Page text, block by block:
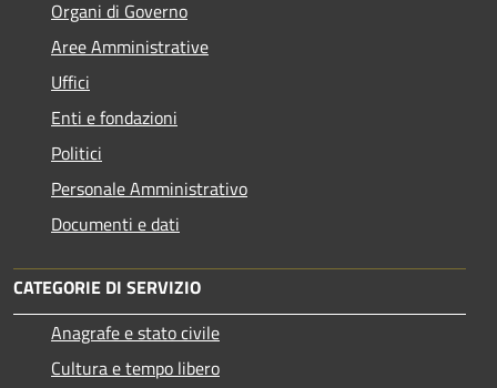
Organi di Governo
Aree Amministrative
Uffici
Enti e fondazioni
Politici
Personale Amministrativo
Documenti e dati
CATEGORIE DI SERVIZIO
Anagrafe e stato civile
Cultura e tempo libero